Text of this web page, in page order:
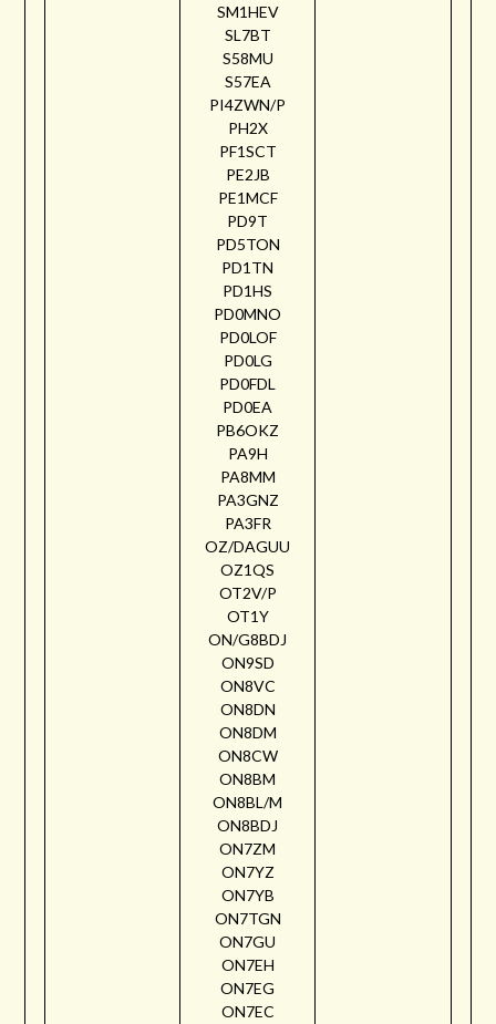
SM1HEV
SL7BT
S58MU
S57EA
PI4ZWN/P
PH2X
PF1SCT
PE2JB
PE1MCF
PD9T
PD5TON
PD1TN
PD1HS
PD0MNO
PD0LOF
PD0LG
PD0FDL
PD0EA
PB6OKZ
PA9H
PA8MM
PA3GNZ
PA3FR
OZ/DAGUU
OZ1QS
OT2V/P
OT1Y
ON/G8BDJ
ON9SD
ON8VC
ON8DN
ON8DM
ON8CW
ON8BM
ON8BL/M
ON8BDJ
ON7ZM
ON7YZ
ON7YB
ON7TGN
ON7GU
ON7EH
ON7EG
ON7EC